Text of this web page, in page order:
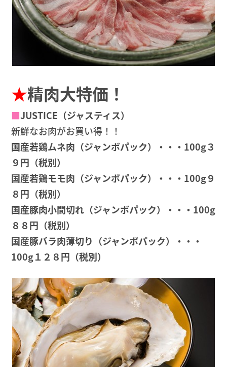
★精肉大特価！
■JUSTICE（ジャスティス）
新鮮なお肉がお買い得！！
国産若鶏ムネ肉（ジャンボパック）・・・100g３
９円（税別）
国産若鶏モモ肉（ジャンボパック）・・・100g９
８円（税別）
国産豚肉小間切れ（ジャンボパック）・・・100g
８８円（税別）
国産豚バラ肉薄切り（ジャンボパック）・・・
100g１２８円（税別）